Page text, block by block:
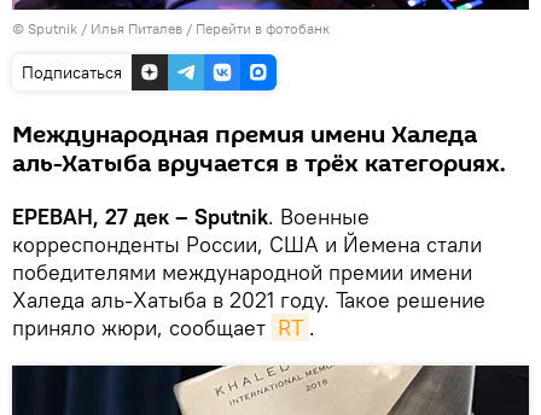
© Sputnik / Илья Питалев / Перейти в фотобанк
Подписаться
Международная премия имени Халеда
аль-Хатыба вручается в трёх категориях.
ЕРЕВАН, 27 дек – Sputnik. Военные
корреспонденты России, США и Йемена стали
победителями международной премии имени
Халеда аль-Хатыба в 2021 году. Такое решение
приняло жюри, сообщает RT .